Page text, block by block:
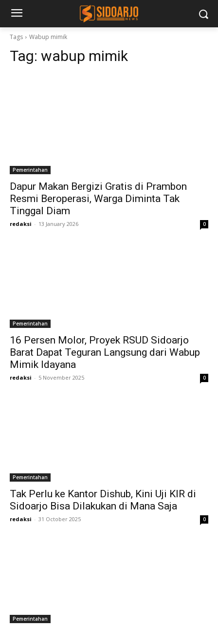
Tags Wabup mimik
Tag: wabup mimik
Pemerintahan
Dapur Makan Bergizi Gratis di Prambon
Resmi Beroperasi, Warga Diminta Tak
Tinggal Diam
redaksi - 13 January 2026 0
Pemerintahan
16 Persen Molor, Proyek RSUD Sidoarjo
Barat Dapat Teguran Langsung dari Wabup
Mimik Idayana
redaksi - 5 November 2025 0
Pemerintahan
Tak Perlu ke Kantor Dishub, Kini Uji KIR di
Sidoarjo Bisa Dilakukan di Mana Saja
redaksi - 31 October 2025 0
Pemerintahan